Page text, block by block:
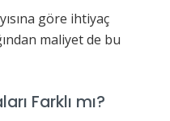
göre ihtiyaç
maliyet de bu
Farklı mı?